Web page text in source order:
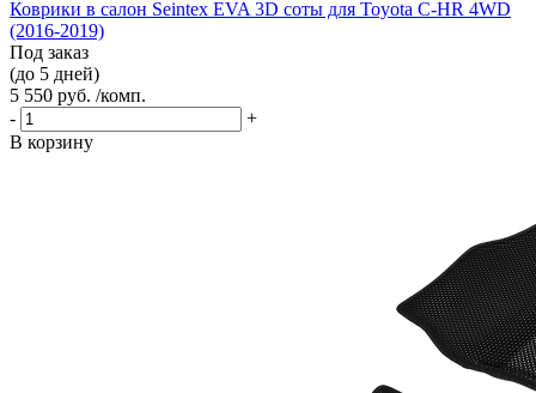
Коврики в салон Seintex EVA 3D соты для Toyota C-HR 4WD
(2016-2019)
Под заказ
(до 5 дней)
5 550 руб. /комп.
-
+
В корзину